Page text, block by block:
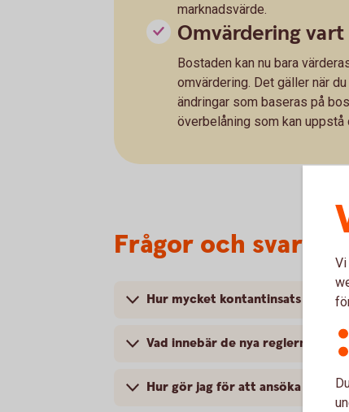
marknadsvärde.
Omvärdering
Bostaden kan nu bara
omvärdering. Det gäller när
ändringar som baseras på
överbelåning som kan
Frågor och svar
Hur mycket kontantinsats
Vad innebär de nya reglerna för
Hur gör jag för att ansöka om